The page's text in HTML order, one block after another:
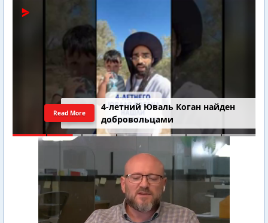
4-летний Юваль Коган найден
добровольцами
Read More